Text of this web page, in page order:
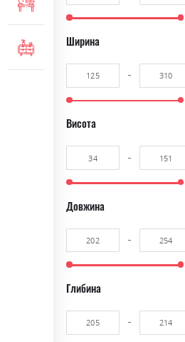
МЕБЛІ ДЛЯ ОФІСУ
КОМОДИ ТА ТУМБИ
Ширина
Висота
Довжина
Глибина